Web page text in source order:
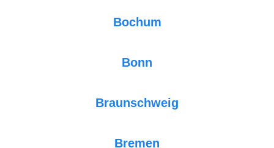
Bochum
Bonn
Braunschweig
Bremen